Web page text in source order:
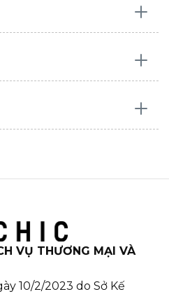
VỤ THƯƠNG MẠI VÀ
10/2/2023 do Sở Kế